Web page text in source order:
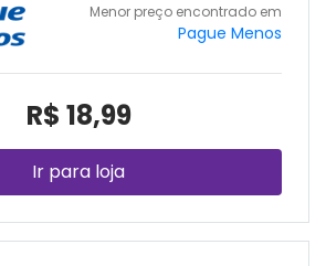
Menor preço encontrado em
Pague Menos
R$ 18,99
Ir para loja